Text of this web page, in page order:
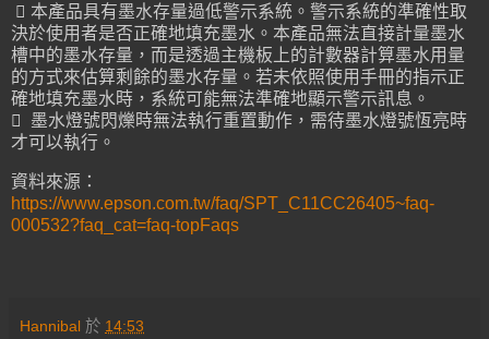
 本產品具有墨水存量過低警示系統。警示系統的準確性取
決於使用者是否正確地填充墨水。本產品無法直接計量墨水
槽中的墨水存量，而是透過主機板上的計數器計算墨水用量
的方式來估算剩餘的墨水存量。若未依照使用手冊的指示正
確地填充墨水時，系統可能無法準確地顯示警示訊息。
 墨水燈號閃爍時無法執行重置動作，需待墨水燈號恆亮時
才可以執行。
資料來源：
https://www.epson.com.tw/faq/SPT_C11CC26405~faq-
000532?faq_cat=faq-topFaqs
Hannibal 於 14:53